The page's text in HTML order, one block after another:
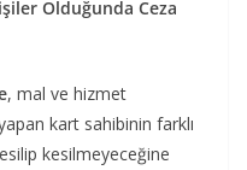
Olduğunda Ceza
, mal ve hizmet
kart sahibinin farklı
kesilmeyeceğine